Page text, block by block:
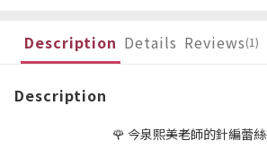
Description Details Reviews(1)
Description
🌹 今泉熙美老師的針編蕾